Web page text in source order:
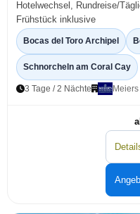
Hotelwechsel, Rundreise/
Frühstück inklusive
Bocas del Toro Archipel
Schnorcheln am Coral Cay
3 Tage / 2 Nächte